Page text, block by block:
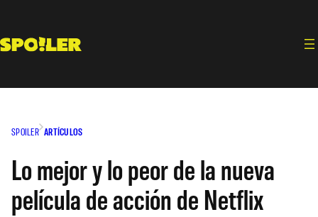
contenido
SPOILER ARTÍCULOS
Lo mejor y lo peor de la nueva
película de acción de Netflix